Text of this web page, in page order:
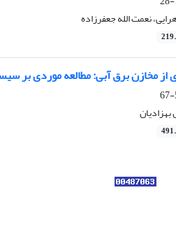
نعمت الله جعفرزاده
از مخازن برق آبی: مطالعه موردی بر